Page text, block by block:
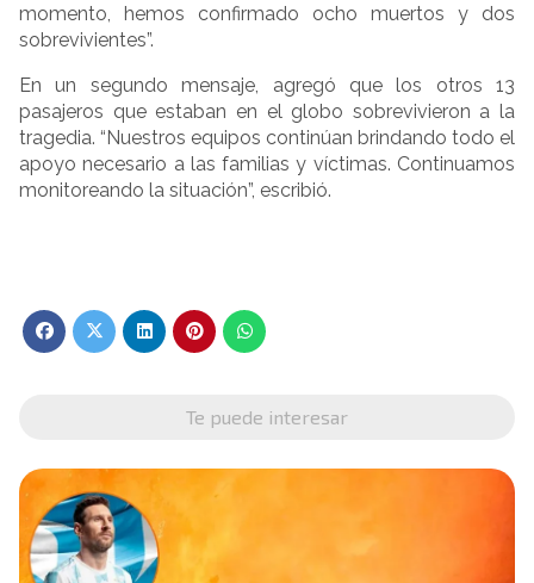
momento, hemos confirmado ocho muertos y dos
sobrevivientes”.
En un segundo mensaje, agregó que los otros 13
pasajeros que estaban en el globo sobrevivieron a la
tragedia. “Nuestros equipos continúan brindando todo el
apoyo necesario a las familias y víctimas. Continuamos
monitoreando la situación”, escribió.
Te puede interesar